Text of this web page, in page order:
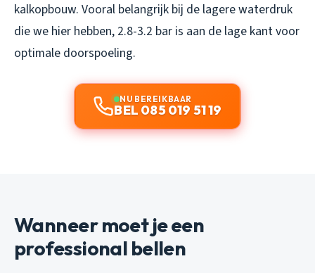
kalkopbouw. Vooral belangrijk bij de lagere waterdruk
die we hier hebben, 2.8-3.2 bar is aan de lage kant voor
optimale doorspoeling.
NU BEREIKBAAR
BEL 085 019 51 19
Wanneer moet je een
professional bellen